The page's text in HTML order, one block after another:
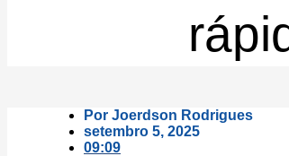
Por Joerdson Rodrigues
setembro 5, 2025
09:09